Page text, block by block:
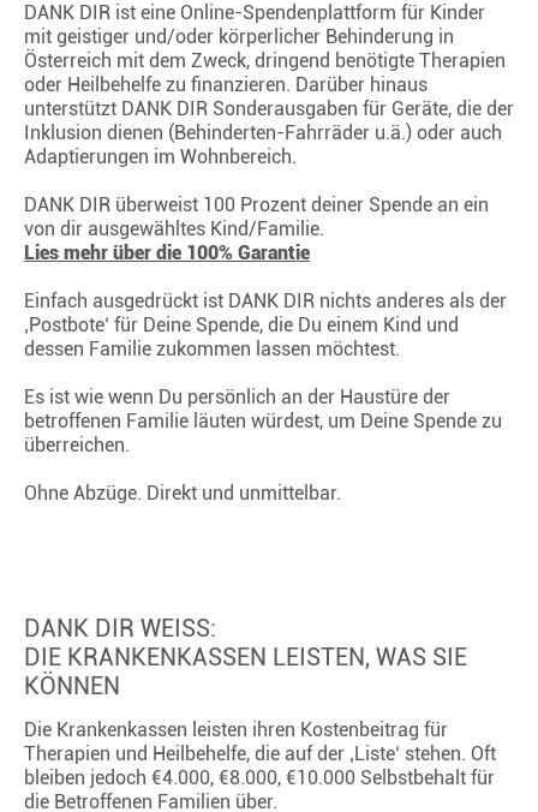
DANK DIR ist eine Online-Spendenplattform für Kinder
mit geistiger und/oder körperlicher Behinderung in
Österreich mit dem Zweck, dringend benötigte Therapien
oder Heilbehelfe zu finanzieren. Darüber hinaus
unterstützt DANK DIR Sonderausgaben für Geräte, die der
Inklusion dienen (Behinderten-Fahrräder u.ä.) oder auch
Adaptierungen im Wohnbereich.
DANK DIR überweist 100 Prozent deiner Spende an ein
von dir ausgewähltes Kind/Familie.
Lies mehr über die 100% Garantie
Einfach ausgedrückt ist DANK DIR nichts anderes als der
‚Postbote‘ für Deine Spende, die Du einem Kind und
dessen Familie zukommen lassen möchtest.
Es ist wie wenn Du persönlich an der Haustüre der
betroffenen Familie läuten würdest, um Deine Spende zu
überreichen.
Ohne Abzüge. Direkt und unmittelbar.
DANK DIR WEISS:
DIE KRANKENKASSEN LEISTEN, WAS SIE
KÖNNEN
Die Krankenkassen leisten ihren Kostenbeitrag für
Therapien und Heilbehelfe, die auf der ‚Liste‘ stehen. Oft
bleiben jedoch €4.000, €8.000, €10.000 Selbstbehalt für
die Betroffenen Familien über.